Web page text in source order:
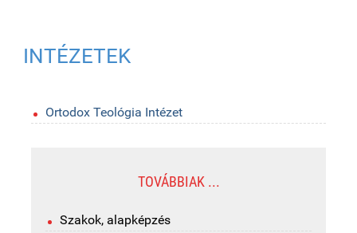
INTÉZETEK
Ortodox Teológia Intézet
TOVÁBBIAK ...
Szakok, alapképzés